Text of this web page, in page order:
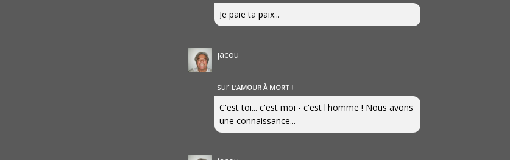
Je paie ta paix...
jacou
sur L’AMOUR À MORT !
C'est toi... c'est moi - c'est l'homme ! Nous avons
une connaissance...